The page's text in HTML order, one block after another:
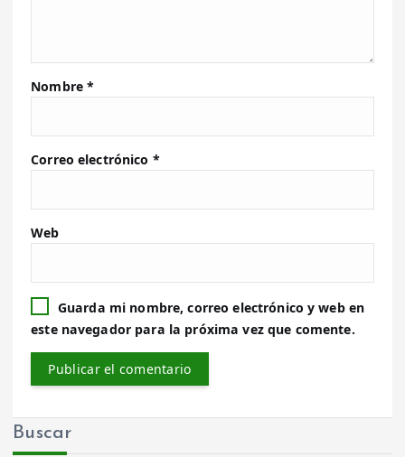
Nombre*
Correo electrónico *
Web
Guarda mi nombre, correo electrónico y web en
este navegador para la próxima vez que comente.
Buscar